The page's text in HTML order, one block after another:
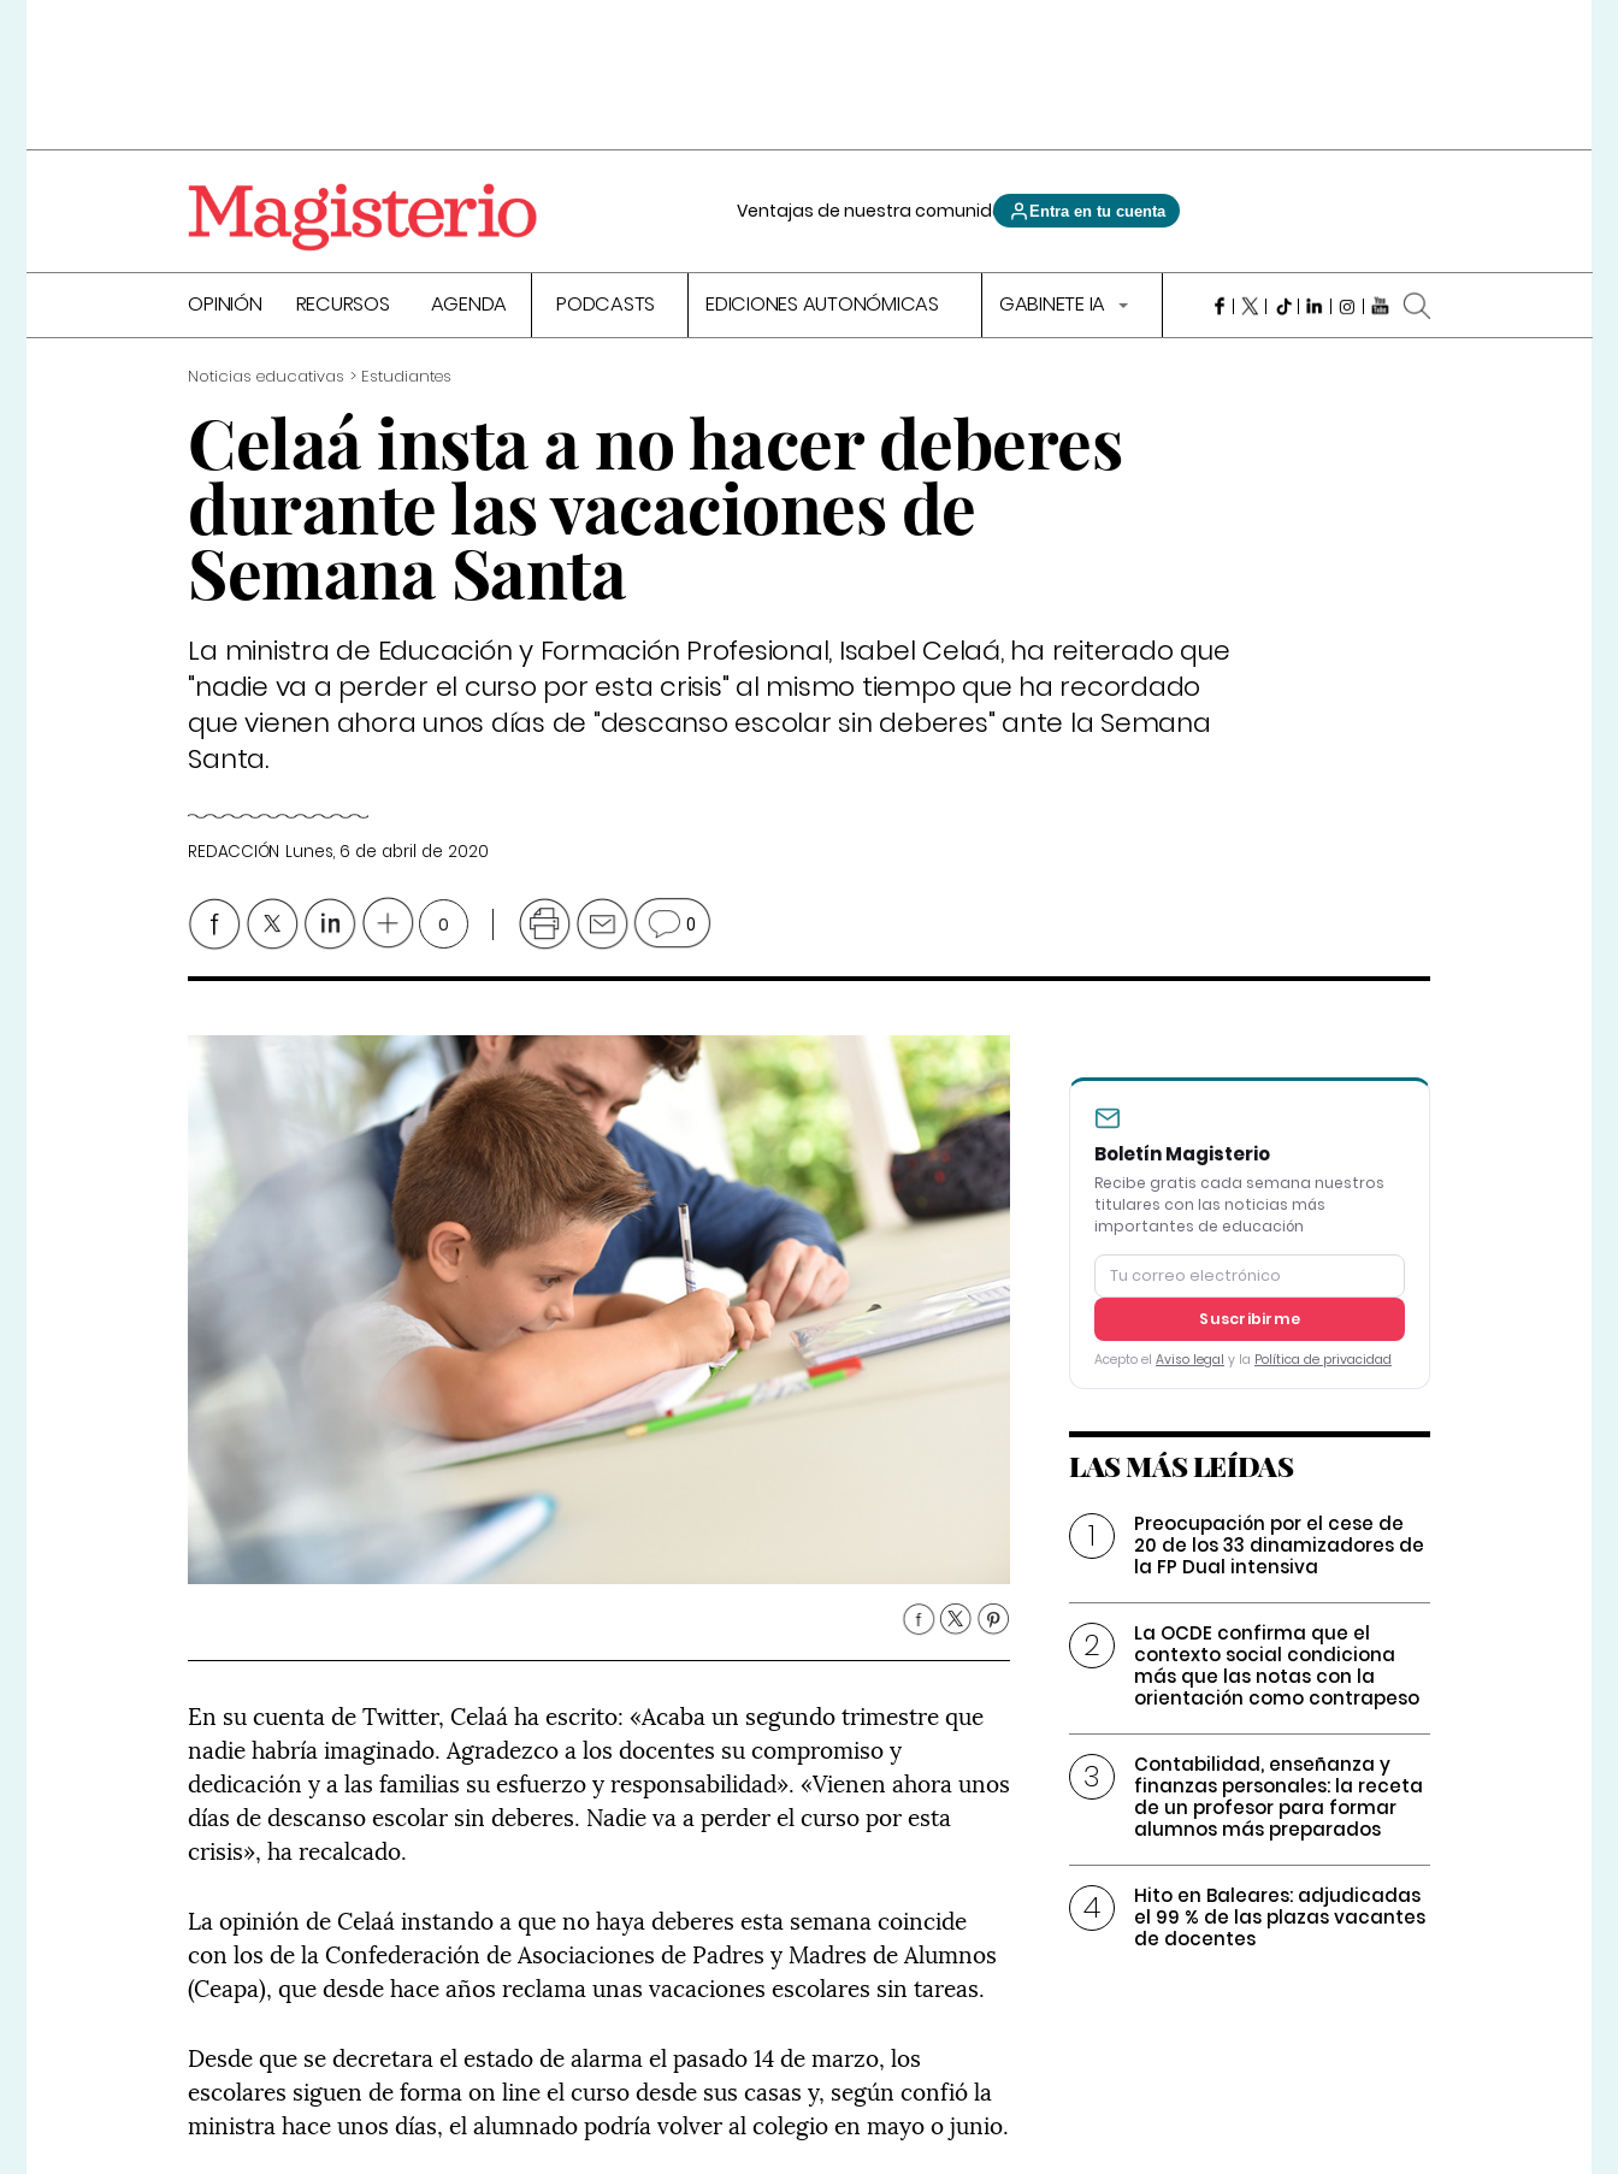
Ventajas de nuestra comunidad Entra en tu cuenta
OPINIÓN RECURSOS AGENDA PODCASTS EDICIONES AUTONÓMICAS GABINETE IA
Noticias educativas Estudiantes
Celaá insta a no hacer deberes
durante las vacaciones de
Semana Santa
La ministra de Educación y Formación Profesional, Isabel Celaá, ha reiterado que
"nadie va a perder el curso por esta crisis" al mismo tiempo que ha recordado
que vienen ahora unos días de "descanso escolar sin deberes" ante la Semana
Santa.
REDACCIÓN Lunes, 6 de abril de 2020
0 0
En su cuenta de Twitter, Celaá ha escrito: «Acaba un segundo trimestre que
nadie habría imaginado. Agradezco a los docentes su compromiso y
dedicación y a las familias su esfuerzo y responsabilidad». «Vienen ahora unos
días de descanso escolar sin deberes. Nadie va a perder el curso por esta
crisis», ha recalcado.
La opinión de Celaá instando a que no haya deberes esta semana coincide
con los de la Confederación de Asociaciones de Padres y Madres de Alumnos
(Ceapa), que desde hace años reclama unas vacaciones escolares sin tareas.
Desde que se decretara el estado de alarma el pasado 14 de marzo, los
escolares siguen de forma on line el curso desde sus casas y, según confió la
ministra hace unos días, el alumnado podría volver al colegio en mayo o junio.
Boletín Magisterio
Recibe gratis cada semana nuestros
titulares con las noticias más
importantes de educación
Suscribirme
Acepto el Aviso legal y la Política de privacidad
LAS MÁS LEÍDAS
Preocupación por el cese de
20 de los 33 dinamizadores de
la FP Dual intensiva
La OCDE confirma que el
contexto social condiciona
más que las notas con la
orientación como contrapeso
Contabilidad, enseñanza y
finanzas personales: la receta
de un profesor para formar
alumnos más preparados
Hito en Baleares: adjudicadas
el 99 % de las plazas vacantes
de docentes